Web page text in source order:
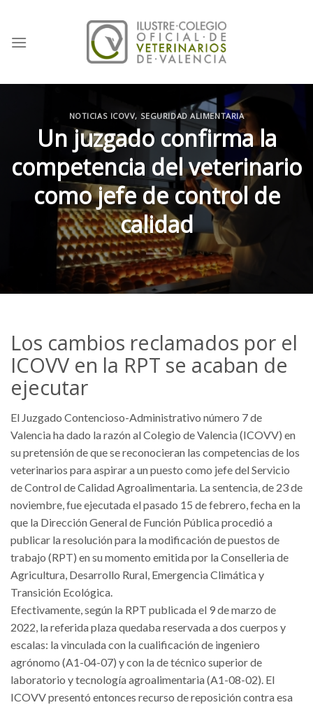
content
NOTICIAS ICOVV, SEGURIDAD ALIMENTARIA
Un juzgado confirma la
competencia del veterinario
como jefe de control de
calidad
Los cambios reclamados por el
ICOVV en la RPT se acaban de
ejecutar
El Juzgado Contencioso-Administrativo número 7 de
Valencia ha dado la razón al Colegio de Valencia (ICOVV) en
su pretensión de que se reconocieran las competencias de los
veterinarios para aspirar a un puesto como jefe del Servicio
de Control de Calidad Agroalimentaria. La sentencia, de 23 de
noviembre, fue ejecutada el pasado 15 de febrero, fecha en la
que la Dirección General de Función Pública procedió a
publicar la resolución para la modificación de puestos de
trabajo (RPT) en su momento emitida por la Conselleria de
Agricultura, Desarrollo Rural, Emergencia Climática y
Transición Ecológica.
Efectivamente, según la RPT publicada el 9 de marzo de
2022, la referida plaza quedaba reservada a dos cuerpos y
escalas: la vinculada con la cualificación de ingeniero
agrónomo (A1-04-07) y con la de técnico superior de
laboratorio y tecnología agroalimentaria (A1-08-02). El
ICOVV presentó entonces recurso de reposición contra esa